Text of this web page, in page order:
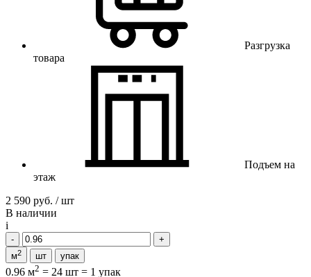
Разгрузка
товара
Подъем на
этаж
2 590 руб. / шт
В наличии
i
м2 шт упак
0.96 м2 = 24 шт = 1 упак